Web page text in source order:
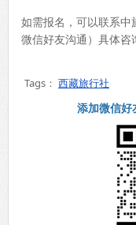
如需报名，可以联系
微信好友沟通）具体咨
Tags： 西藏旅行社
添加微信好